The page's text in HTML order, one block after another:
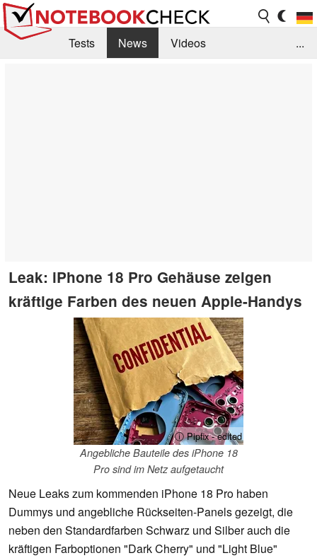
Tests News
Videos
...
Leak: iPhone 18 Pro Gehäuse zeigen
kräftige Farben des neuen Apple-Handys
ⓘ Pipfix - edited
Angebliche Bauteile des iPhone 18
Pro sind im Netz aufgetaucht
Neue Leaks zum kommenden iPhone 18 Pro haben
Dummys und angebliche Rückseiten-Panels gezeigt, die
neben den Standardfarben Schwarz und Silber auch die
kräftigen Farboptionen "Dark Cherry" und "Light Blue"